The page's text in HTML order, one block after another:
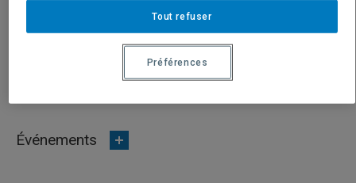
English
Événements
Tout refuser
Préférences